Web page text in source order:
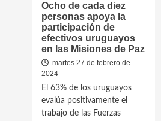
Ocho de cada diez
personas apoya la
participación de
efectivos uruguayos
en las Misiones de Paz
martes 27 de febrero de
2024
El 63% de los uruguayos
evalúa positivamente el
trabajo de las Fuerzas